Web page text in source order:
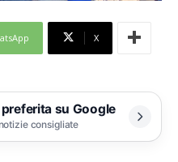
X
su Google
consigliate